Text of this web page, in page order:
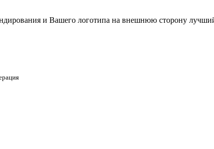
и Вашего логотипа на внешнюю сторону